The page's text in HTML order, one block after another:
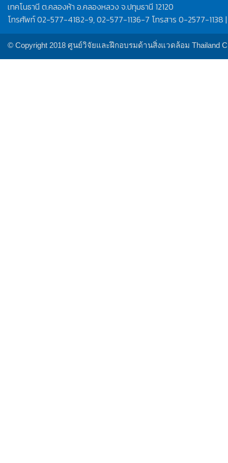
เทคโนธานี ต.คลองห้า อ.คลองหลวง จ.ปทุมธานี 12120
โทรศัพท์ 02-577-4182-9, 02-577-1136-7 โทรสาร 0-2577-1138
© Copyright 2018 ศูนย์วิจัยและฝึกอบรมด้านสิ่งแวดล้อม Thailand